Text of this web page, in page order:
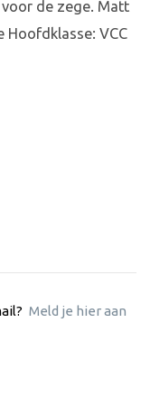
de zege. Matt
Hoofdklasse: VCC
Meld je hier aan